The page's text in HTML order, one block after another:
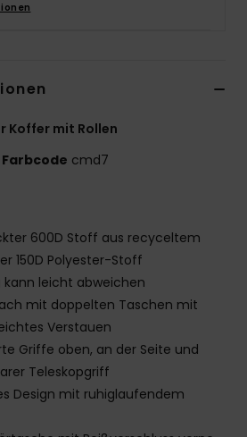
Koffer mit Rollen
Farbcode cmd7
600D Stoff aus recyceltem
150D Polyester-Stoff
kann leicht abweichen
mit doppelten Taschen mit
Verstauen
Griffe oben, an der Seite und
Teleskopgriff
Design mit ruhiglaufendem